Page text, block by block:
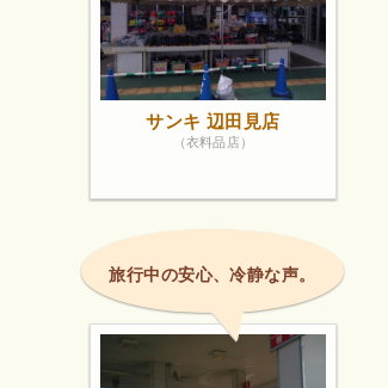
職員の方がとても親切ですよ。
画像は著作権
サンキ 辺田見店
（衣料品店）
旅行中の安心、冷静な声。